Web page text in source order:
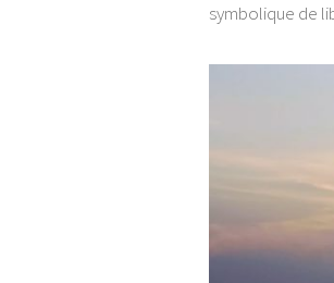
symbolique de